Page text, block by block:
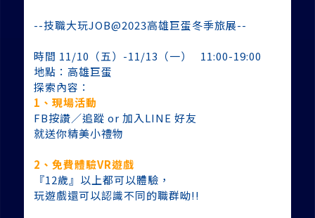
--技職大玩JOB@2023高雄巨蛋冬季旅展--
時間 11/10（五）-11/13（一） 11:00-19:00
地點：高雄巨蛋
探索內容：
1、現場活動
FB按讚／追蹤 or 加入LINE 好友
就送你精美小禮物
2、免費體驗VR遊戲
『12歲』以上都可以體驗，
玩遊戲還可以認識不同的職群呦!!